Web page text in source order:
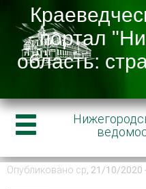
Опубликовано ср, 21/10/2020